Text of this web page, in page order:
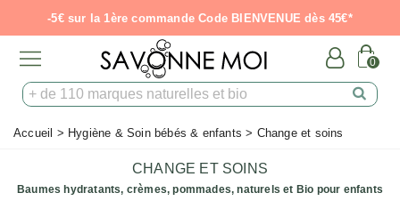
-5€ sur la 1ère commande Code BIENVENUE dès 45€*
0
Accueil > Hygiène & Soin bébés & enfants > Change et soins
CHANGE ET SOINS
Baumes hydratants, crèmes, pommades, naturels et Bio pour enfants